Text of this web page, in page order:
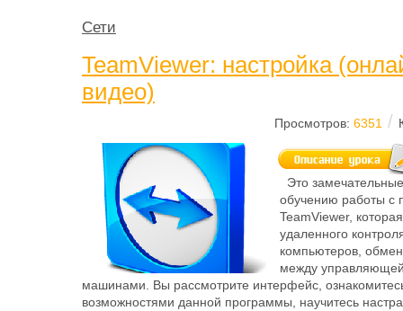
Сети
TeamViewer: настройка
видео)
Просмотров: 6351 /
Это
обучению работы с
TeamViewer,
удаленного
компьютеров,
между
машинами. Вы рассмотрите интерфейс,
возможностями данной программы, научитесь